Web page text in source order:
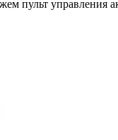
пульт управления